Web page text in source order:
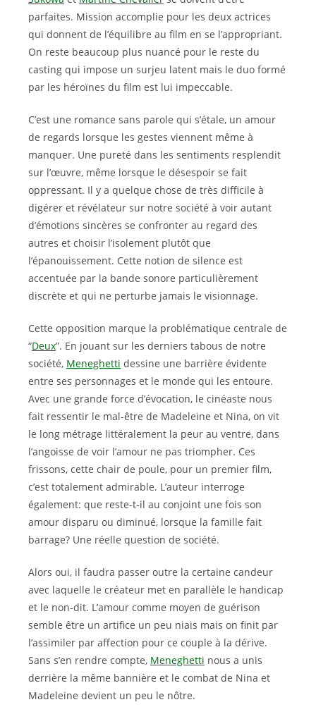
parfaites. Mission accomplie pour les deux actrices
qui donnent de l’équilibre au film en se l’appropriant.
On reste beaucoup plus nuancé pour le reste du
casting qui impose un surjeu latent mais le duo formé
par les héroïnes du film est lui impeccable.
C’est une romance sans parole qui s’étale, un amour
de regards lorsque les gestes viennent même à
manquer. Une pureté dans les sentiments resplendit
sur l’œuvre, même lorsque le désespoir se fait
oppressant. Il y a quelque chose de très difficile à
digérer et révélateur sur notre société à voir autant
d’émotions sincères se confronter au regard des
autres et choisir l’isolement plutôt que
l’épanouissement. Cette notion de silence est
accentuée par la bande sonore particulièrement
discrète et qui ne perturbe jamais le visionnage.
Cette opposition marque la problématique centrale de
“Deux”. En jouant sur les derniers tabous de notre
société, Meneghetti dessine une barrière évidente
entre ses personnages et le monde qui les entoure.
Avec une grande force d’évocation, le cinéaste nous
fait ressentir le mal-être de Madeleine et Nina, on vit
le long métrage littéralement la peur au ventre, dans
l’angoisse de voir l’amour ne pas triompher. Ces
frissons, cette chair de poule, pour un premier film,
c’est totalement admirable. L’auteur interroge
également: que reste-t-il au conjoint une fois son
amour disparu ou diminué, lorsque la famille fait
barrage? Une réelle question de société.
Alors oui, il faudra passer outre la certaine candeur
avec laquelle le créateur met en parallèle le handicap
et le non-dit. L’amour comme moyen de guérison
semble être un artifice un peu niais mais on finit par
l’assimiler par affection pour ce couple à la dérive.
Sans s’en rendre compte, Meneghetti nous a unis
derrière la même bannière et le combat de Nina et
Madeleine devient un peu le nôtre.